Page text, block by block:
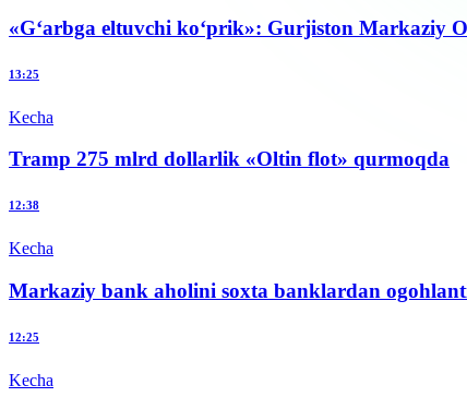
«G‘arbga eltuvchi ko‘prik»: Gurjiston Markaziy
13:25
Kecha
Tramp 275 mlrd dollarlik «Oltin flot» qurmoqda
12:38
Kecha
Markaziy bank aholini soxta banklardan
12:25
Kecha